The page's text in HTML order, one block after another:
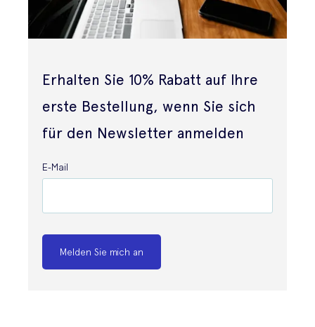
Erhalten Sie 10% Rabatt auf Ihre
erste Bestellung, wenn Sie sich
für den Newsletter anmelden
E-Mail
Melden Sie mich an